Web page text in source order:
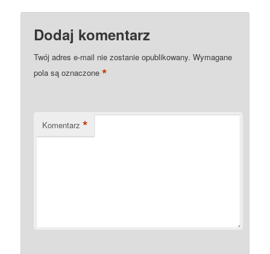
Dodaj komentarz
Twój adres e-mail nie zostanie opublikowany. Wymagane
pola są oznaczone*
Komentarz *